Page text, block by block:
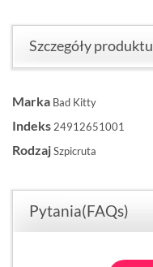
Szczegóły produktu
Marka Bad Kitty
Indeks 24912651001
RodzajSzpicruta
Pytania(FAQs)